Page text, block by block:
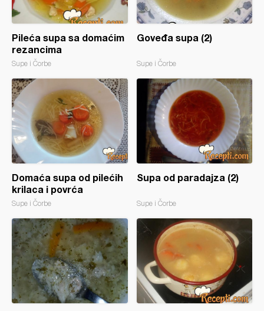
Pileća supa sa domaćim
rezancima
Supe i Čorbe
Goveđa supa (2)
Supe i Čorbe
Domaća supa od pilećih
krilaca i povrća
Supe i Čorbe
Supa od paradajza (2)
Supe i Čorbe